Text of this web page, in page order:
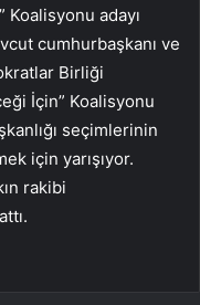
adayı
cumhurbaşkanı ve
Birliği
İçin” Koalisyonu
seçimlerinin
için yarışıyor.
rakibi